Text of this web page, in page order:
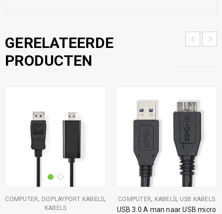
GERELATEERDE
PRODUCTEN
COMPUTER, DISPLAYPORT KABELS,
KABELS
COMPUTER, KABELS, USB KABELS
USB 3.0 A man naar USB micro